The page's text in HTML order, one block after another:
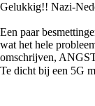
Gelukkig!! Nazi-
Een paar
wat het hele
omschrijven,
Te dicht bij een 5G